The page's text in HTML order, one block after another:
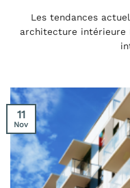
Les tendances
architecture intérieure
11
Nov